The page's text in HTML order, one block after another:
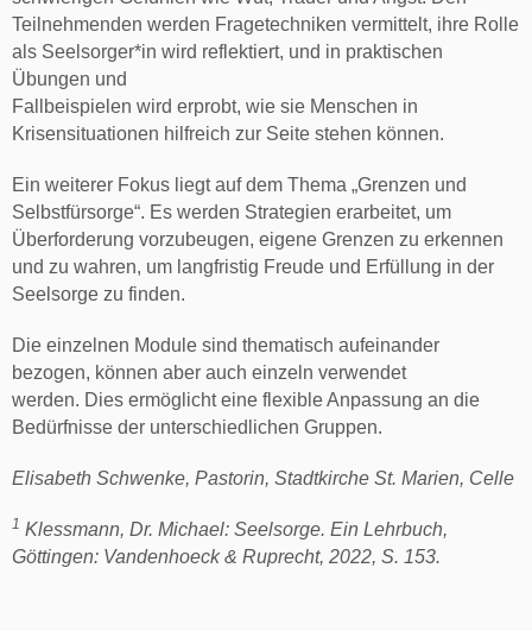
Teilnehmenden werden Fragetechniken vermittelt, ihre Rolle
als Seelsorger*in wird reflektiert, und in praktischen
Übungen und
Fallbeispielen wird erprobt, wie sie Menschen in
Krisensituationen hilfreich zur Seite stehen können.
Ein weiterer Fokus liegt auf dem Thema „Grenzen und
Selbstfürsorge“. Es werden Strategien erarbeitet, um
Überforderung vorzubeugen, eigene Grenzen zu erkennen
und zu wahren, um langfristig Freude und Erfüllung in der
Seelsorge zu finden.
Die einzelnen Module sind thematisch aufeinander
bezogen, können aber auch einzeln verwendet
werden. Dies ermöglicht eine flexible Anpassung an die
Bedürfnisse der unterschiedlichen Gruppen.
Elisabeth Schwenke, Pastorin, Stadtkirche St. Marien, Celle
1 Klessmann, Dr. Michael: Seelsorge. Ein Lehrbuch,
Göttingen: Vandenhoeck & Ruprecht, 2022, S. 153.